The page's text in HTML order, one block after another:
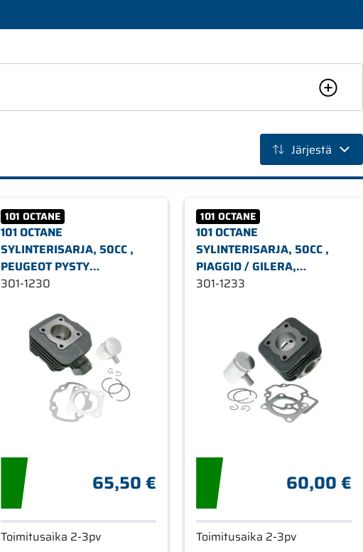
Järjestä
101 OCTANE
101 OCTANE
SYLINTERISARJA, 50CC ,
PEUGEOT PYSTY
IIMAJÄÄHDYTYS
301-1230
65,50 €
Toimitusaika 2-3pv
101 OCTANE
101 OCTANE
SYLINTERISARJA, 50CC ,
PIAGGIO / GILERA,
ILMAJÄÄHDYTYS
301-1233
60,00 €
Toimitusaika 2-3pv